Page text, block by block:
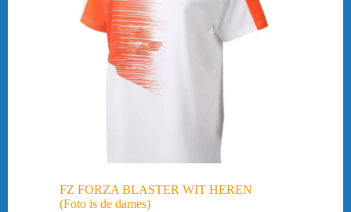
FZ FORZA BLASTER WIT HEREN
(Foto is de dames)